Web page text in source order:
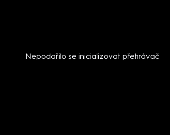
Nepodařilo se inicializovat přehrávač